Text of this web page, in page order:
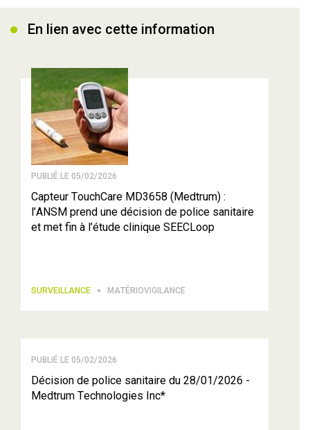
En lien avec cette information
PUBLIÉ LE 05/02/2026
Capteur TouchCare MD3658 (Medtrum) :
l’ANSM prend une décision de police sanitaire
et met fin à l’étude clinique SEECLoop
SURVEILLANCE MATÉRIOVIGILANCE
PUBLIÉ LE 05/02/2026
Décision de police sanitaire du 28/01/2026 -
Medtrum Technologies Inc*